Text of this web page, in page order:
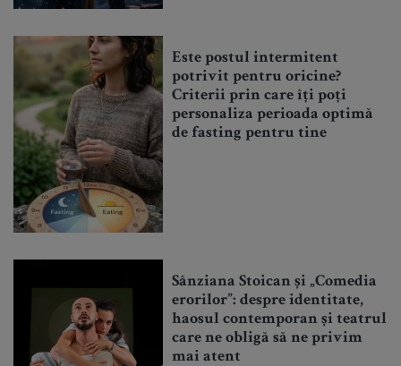
Este postul intermitent
potrivit pentru oricine?
Criterii prin care îți poți
personaliza perioada optimă
de fasting pentru tine
Sânziana Stoican și „Comedia
erorilor”: despre identitate,
haosul contemporan și teatrul
care ne obligă să ne privim
mai atent